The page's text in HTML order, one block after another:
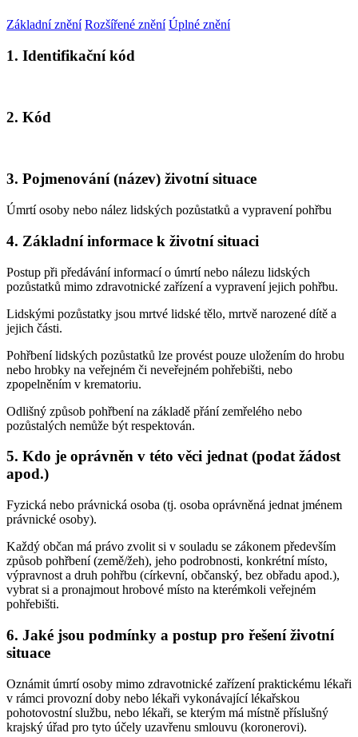
Základní znění Rozšířené znění Úplné znění
1. Identifikační kód
2. Kód
3. Pojmenování (název) životní situace
Úmrtí osoby nebo nález lidských pozůstatků a vypravení pohřbu
4. Základní informace k životní situaci
Postup při předávání informací o úmrtí nebo nálezu lidských
pozůstatků mimo zdravotnické zařízení a vypravení jejich pohřbu.
Lidskými pozůstatky jsou mrtvé lidské tělo, mrtvě narozené dítě a
jejich části.
Pohřbení lidských pozůstatků lze provést pouze uložením do hrobu
nebo hrobky na veřejném či neveřejném pohřebišti, nebo
zpopelněním v krematoriu.
Odlišný způsob pohřbení na základě přání zemřelého nebo
pozůstalých nemůže být respektován.
5. Kdo je oprávněn v této věci jednat (podat žádost
apod.)
Fyzická nebo právnická osoba (tj. osoba oprávněná jednat jménem
právnické osoby).
Každý občan má právo zvolit si v souladu se zákonem především
způsob pohřbení (země/žeh), jeho podrobnosti, konkrétní místo,
výpravnost a druh pohřbu (církevní, občanský, bez obřadu apod.),
vybrat si a pronajmout hrobové místo na kterémkoli veřejném
pohřebišti.
6. Jaké jsou podmínky a postup pro řešení životní
situace
Oznámit úmrtí osoby mimo zdravotnické zařízení praktickému lékaři
v rámci provozní doby nebo lékaři vykonávající lékařskou
pohotovostní službu, nebo lékaři, se kterým má místně příslušný
krajský úřad pro tyto účely uzavřenu smlouvu (koronerovi).